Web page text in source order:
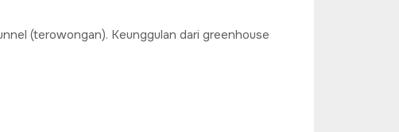
(terowongan). Keunggulan dari greenhouse